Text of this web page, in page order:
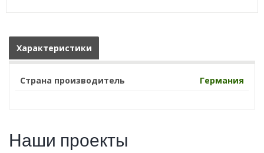
Характеристики
Страна производитель Германия
Наши проекты